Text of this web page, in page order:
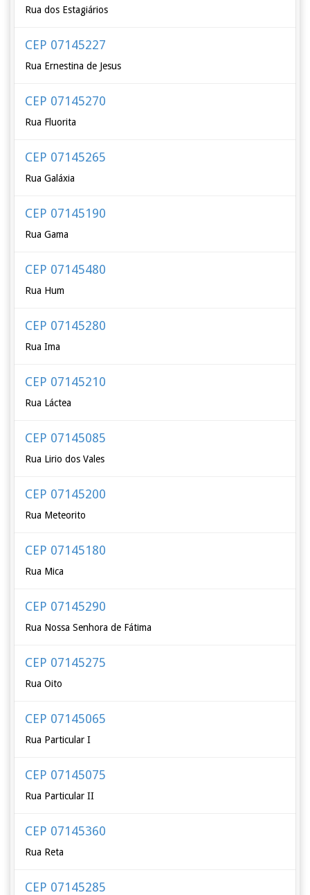
Rua dos Estagiários
CEP 07145227
Rua Ernestina de Jesus
CEP 07145270
Rua Fluorita
CEP 07145265
Rua Galáxia
CEP 07145190
Rua Gama
CEP 07145480
Rua Hum
CEP 07145280
Rua Ima
CEP 07145210
Rua Láctea
CEP 07145085
Rua Lirio dos Vales
CEP 07145200
Rua Meteorito
CEP 07145180
Rua Mica
CEP 07145290
Rua Nossa Senhora de Fátima
CEP 07145275
Rua Oito
CEP 07145065
Rua Particular I
CEP 07145075
Rua Particular II
CEP 07145360
Rua Reta
CEP 07145285